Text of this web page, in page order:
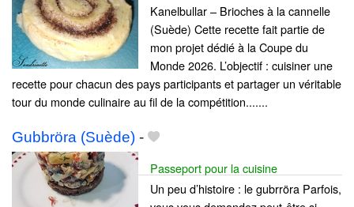
Kanelbullar – Brioches à la cannelle
(Suède) Cette recette fait partie de
mon projet dédié à la Coupe du
Monde 2026. L’objectif : cuisiner une
recette pour chacun des pays participants et partager un véritable
tour du monde culinaire au fil de la compétition.......
Gubbröra (Suède) -
Passeport pour la cuisine
Un peu d’histoire : le gubrröra Parfois,